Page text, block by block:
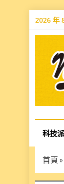
Skip
2026 年
最有料
科技派
首頁 »